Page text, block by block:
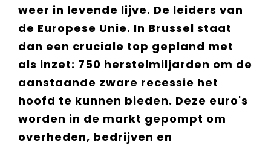
weer in levende lijve. De leiders van
de Europese Unie. In Brussel staat
dan een cruciale top gepland met
als inzet: 750 herstelmiljarden om de
aanstaande zware recessie het
hoofd te kunnen bieden. Deze euro's
worden in de markt gepompt om
overheden, bedrijven en